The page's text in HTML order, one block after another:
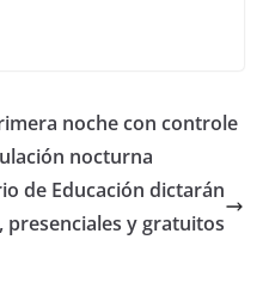
noche con controle
nocturna
de Educación dictarán
y gratuitos